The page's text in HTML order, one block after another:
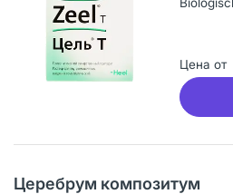
Цена от
Церебрум композитум